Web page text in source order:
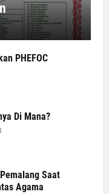
PHEFOC
Di Mana?
Saat
Agama